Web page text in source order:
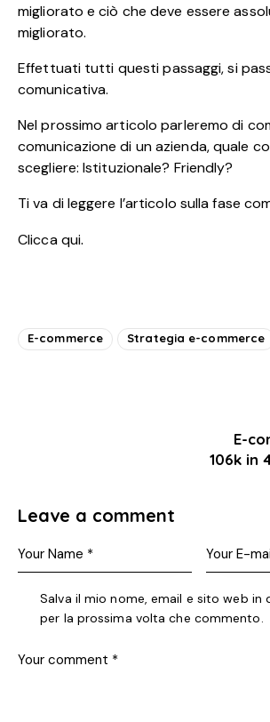
migliorato e ciò che deve essere
migliorato.
Effettuati tutti questi passaggi, si
comunicativa.
Nel prossimo articolo parleremo di
comunicazione di un azienda, quale
scegliere: Istituzionale? Friendly?
Ti va di leggere l’articolo sulla fase
Clicca qui.
E-commerce Strategia e-commerce
E-
106k in
Leave a comment
Salva il mio nome, email e sito web in
per la prossima volta che commento.